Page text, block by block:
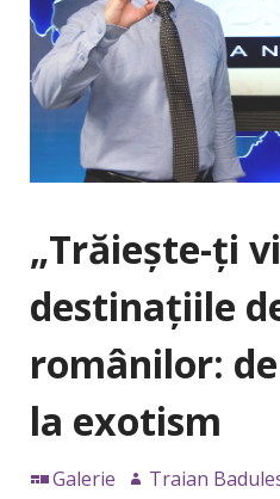
„Trăieşte-ţi
destinaţiile
românilor:
la exotism
Galerie
Traian